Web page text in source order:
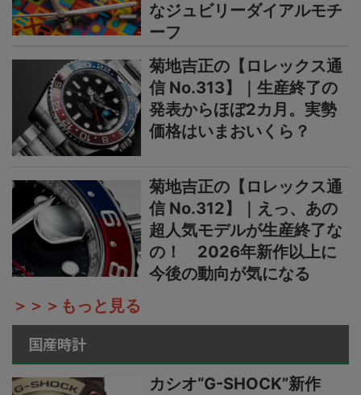
なジュビリーダイアルモチ
ーフ
菊地吉正の【ロレックス通
信 No.313】｜生産終了の
発表からほぼ2カ月。実勢
価格はいまおいくら？
菊地吉正の【ロレックス通
信 No.312】｜えっ、あの
超人気モデルが生産終了な
の！ 2026年新作以上に
今後の動向が気になる
＞＞＞もっと見る
国産時計
カシオ“G-SHOCK”新作